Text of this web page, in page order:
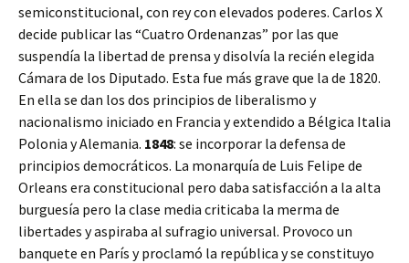
semiconstitucional, con rey con elevados poderes. Carlos X
decide publicar las “Cuatro Ordenanzas” por las que
suspendía la libertad de prensa y disolvía la recién elegida
Cámara de los Diputado. Esta fue más grave que la de 1820.
En ella se dan los dos principios de liberalismo y
nacionalismo iniciado en Francia y extendido a Bélgica Italia
Polonia y Alemania. 1848: se incorporar la defensa de
principios democráticos. La monarquía de Luis Felipe de
Orleans era constitucional pero daba satisfacción a la alta
burguesía pero la clase media criticaba la merma de
libertades y aspiraba al sufragio universal. Provoco un
banquete en París y proclamó la república y se constituyo